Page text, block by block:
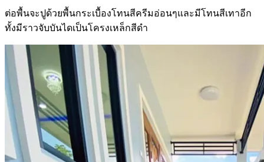
ต่อพื้นจะปูด้วยพื้นกระเบื้องโทนสีครีมอ่อนๆและมีโทนสีเทาอีก
ทั้งมีราวจับบันไดเป็นโครงเหล็กสีดำ